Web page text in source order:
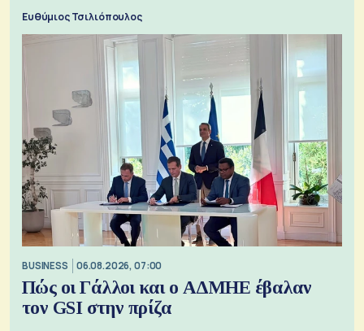
Ευθύμιος Τσιλιόπουλος
BUSINESS 06.08.2026, 07:00
Πώς οι Γάλλοι και ο ΑΔΜΗΕ έβαλαν
τον GSI στην πρίζα